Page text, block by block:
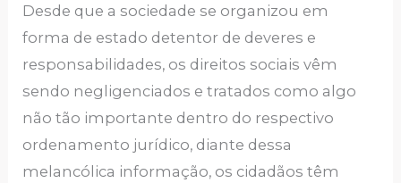
Desde que a sociedade se organizou em
forma de estado detentor de deveres e
responsabilidades, os direitos sociais vêm
sendo negligenciados e tratados como algo
não tão importante dentro do respectivo
ordenamento jurídico, diante dessa
melancólica informação, os cidadãos têm